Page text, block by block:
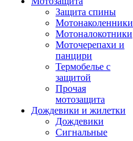
Защита спины
Мотонаколенники
Мотоналокотники
Моточерепахи и
панцири
Термобелье с
защитой
Прочая
мотозащита
Дождевики и жилетки
Дождевики
Сигнальные